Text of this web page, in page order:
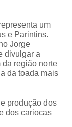
um
e Parintins.
Jorge
divulgar a
da região norte
da toada mais
produção dos
dos cariocas